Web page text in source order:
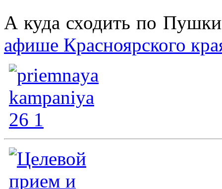
А куда сходить по
афише Красноярского